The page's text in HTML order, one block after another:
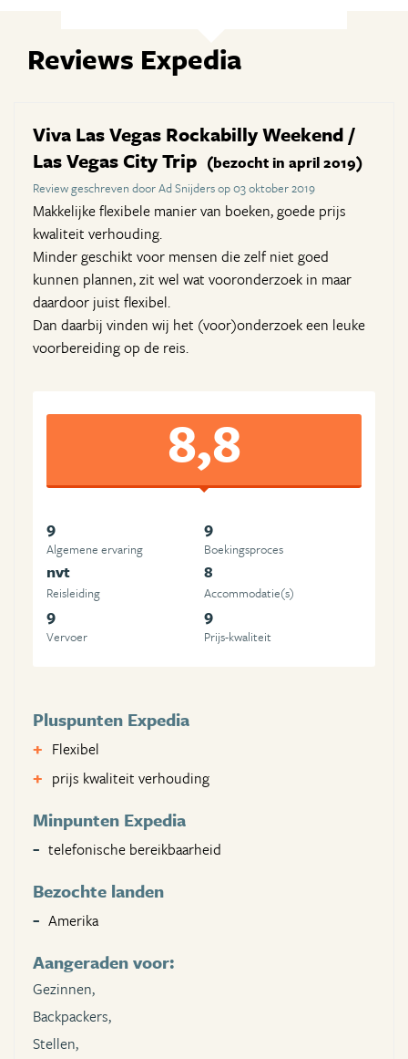
Reviews Expedia
Viva Las Vegas Rockabilly Weekend /
Las Vegas City Trip (bezocht in april 2019)
Review geschreven door Ad Snijders op 03 oktober 2019
Makkelijke flexibele manier van boeken, goede prijs
kwaliteit verhouding.
Minder geschikt voor mensen die zelf niet goed
kunnen plannen, zit wel wat vooronderzoek in maar
daardoor juist flexibel.
Dan daarbij vinden wij het (voor)onderzoek een leuke
voorbereiding op de reis.
8,8
9
Algemene ervaring
9
Boekingsproces
nvt
Reisleiding
8
Accommodatie(s)
9
Vervoer
9
Prijs-kwaliteit
Pluspunten Expedia
Flexibel
prijs kwaliteit verhouding
Minpunten Expedia
telefonische bereikbaarheid
Bezochte landen
Amerika
Aangeraden voor:
Gezinnen,
Backpackers,
Stellen,